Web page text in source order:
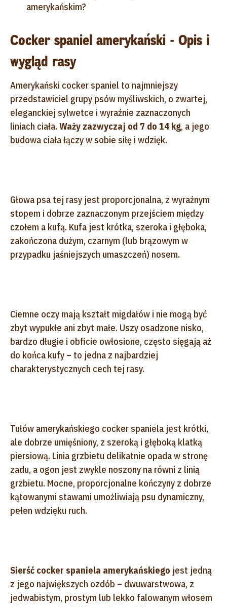
amerykańskim?
Cocker spaniel amerykański - Opis i
wygląd rasy
Amerykański cocker spaniel to najmniejszy
przedstawiciel grupy psów myśliwskich, o zwartej,
eleganckiej sylwetce i wyraźnie zaznaczonych
liniach ciała. Waży zazwyczaj od 7 do 14 kg, a jego
budowa ciała łączy w sobie siłę i wdzięk.
Głowa psa tej rasy jest proporcjonalna, z wyraźnym
stopem i dobrze zaznaczonym przejściem między
czołem a kufą. Kufa jest krótka, szeroka i głęboka,
zakończona dużym, czarnym (lub brązowym w
przypadku jaśniejszych umaszczeń) nosem.
Ciemne oczy mają kształt migdałów i nie mogą być
zbyt wypukłe ani zbyt małe. Uszy osadzone nisko,
bardzo długie i obficie owłosione, często sięgają aż
do końca kufy – to jedna z najbardziej
charakterystycznych cech tej rasy.
Tułów amerykańskiego cocker spaniela jest krótki,
ale dobrze umięśniony, z szeroką i głęboką klatką
piersiową. Linia grzbietu delikatnie opada w stronę
zadu, a ogon jest zwykle noszony na równi z linią
grzbietu. Mocne, proporcjonalne kończyny z dobrze
kątowanymi stawami umożliwiają psu dynamiczny,
pełen wdzięku ruch.
Sierść cocker spaniela amerykańskiego jest jedną
z jego największych ozdób – dwuwarstwowa, z
jedwabistym, prostym lub lekko falowanym włosem